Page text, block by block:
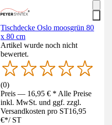
Tischdecke Oslo moosgrün 80
x 80 cm
Artikel wurde noch nicht
bewertet.
(0)
Preis — 16,95 € * Alle Preise
inkl. MwSt. und ggf. zzgl.
Versandkosten pro ST16,95
€*/ ST